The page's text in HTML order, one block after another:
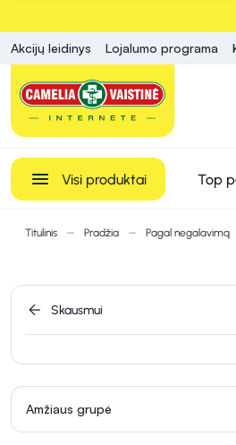
Akcijų leidinys Lojalumo programa
Visi produktai Top
Titulinis Pradžia Pagal negalavimą
Skausmui
Amžiaus grupė